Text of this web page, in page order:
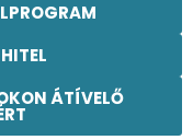
ÁTÍVELŐ